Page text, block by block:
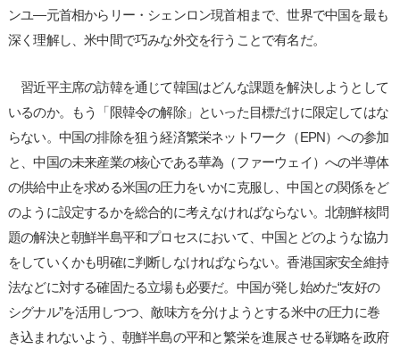
ンユ―元首相からリー・シェンロン現首相まで、世界で中国を最も
深く理解し、米中間で巧みな外交を行うことで有名だ。
習近平主席の訪韓を通じて韓国はどんな課題を解決しようとして
いるのか。もう「限韓令の解除」といった目標だけに限定してはな
らない。中国の排除を狙う経済繁栄ネットワーク（EPN）への参加
と、中国の未来産業の核心である華為（ファーウェイ）への半導体
の供給中止を求める米国の圧力をいかに克服し、中国との関係をど
のように設定するかを総合的に考えなければならない。北朝鮮核問
題の解決と朝鮮半島平和プロセスにおいて、中国とどのような協力
をしていくかも明確に判断しなければならない。香港国家安全維持
法などに対する確固たる立場も必要だ。中国が発し始めた“友好の
シグナル”を活用しつつ、敵味方を分けようとする米中の圧力に巻
き込まれないよう、朝鮮半島の平和と繁栄を進展させる戦略を政府